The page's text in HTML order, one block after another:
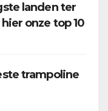
landen ter
onze top 10
trampoline